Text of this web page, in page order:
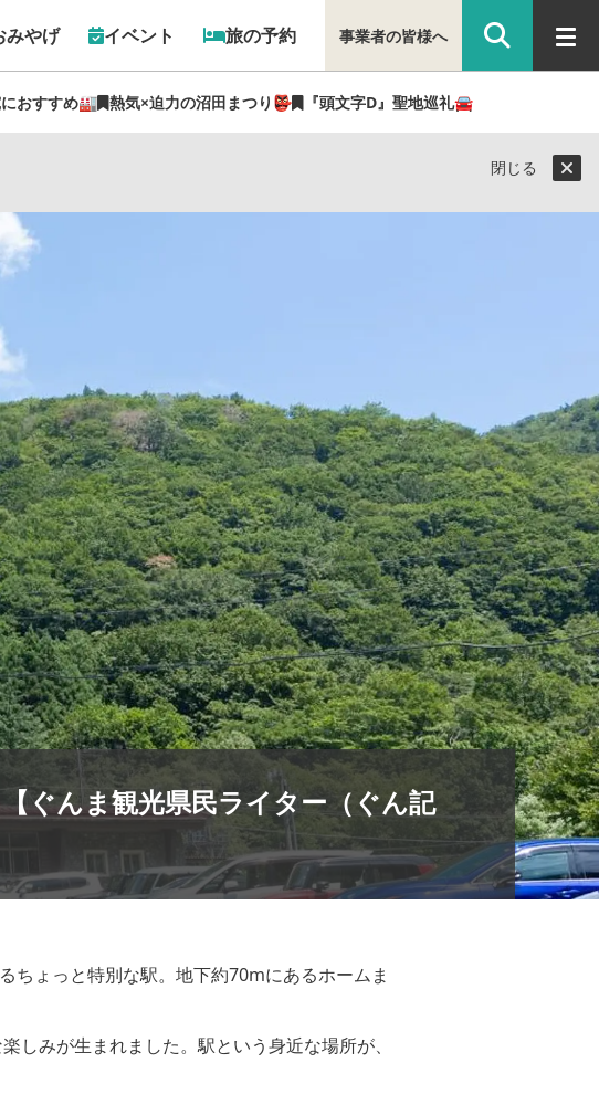
みやげ イベント 旅の予約
おすすめ🏭 熱気×迫力の沼田まつり👺 『頭文字D』聖地巡礼🚘
事業者の皆様へ
閉じる
ぐんま観光県民ライター（ぐん記
ちょっと特別な駅。地下約70mにあるホームま
しみが生まれました。駅という身近な場所が、